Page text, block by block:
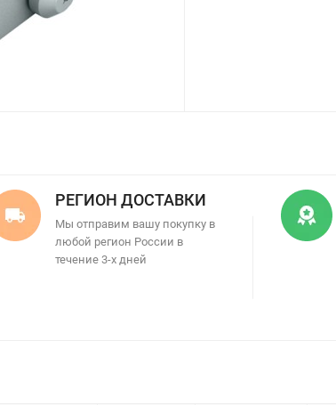
РЕГИОН ДОСТАВКИ
Мы отправим вашу покупку в
любой регион России в
течение 3-х дней